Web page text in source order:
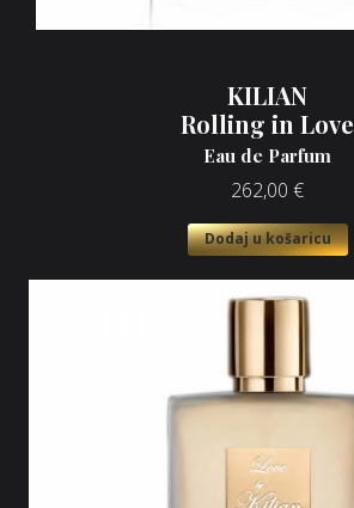
KILIAN
Rolling in Love
Eau de Parfum
262,00 €
Dodaj u košaricu